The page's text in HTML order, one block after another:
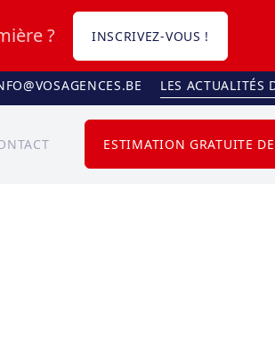
? INSCRIVEZ-VOUS !
LES ACTUALITÉS
ESTIMATION GRATUITE